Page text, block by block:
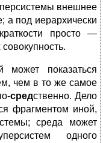
внешнее
а под иерархически
просто —
может показаться
чем в то же самое
средственно. Дело
фрагментом иной,
среда может
одного